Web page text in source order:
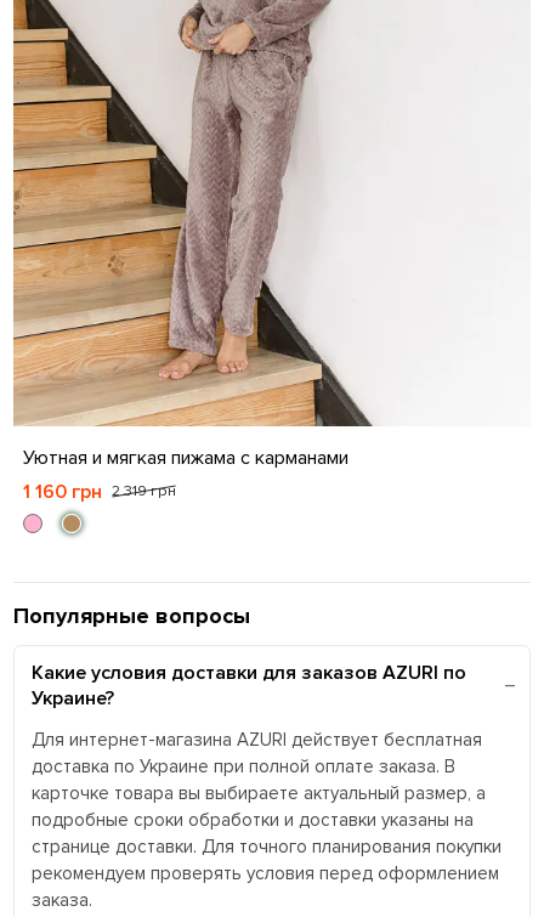
S M L XL
Уютная и мягкая пижама с карманами
2 319 грн
1 160 грн
Популярные вопросы
Какие условия доставки для заказов AZURI по
Украине?
Для интернет-магазина AZURI действует бесплатная
доставка по Украине при полной оплате заказа. В
карточке товара вы выбираете актуальный размер, а
подробные сроки обработки и доставки указаны на
странице доставки. Для точного планирования покупки
рекомендуем проверять условия перед оформлением
заказа.